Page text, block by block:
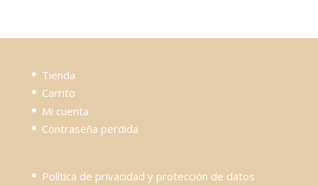
Tienda
Carrito
Mi cuenta
Contraseña perdida
Política de privacidad y protección de datos